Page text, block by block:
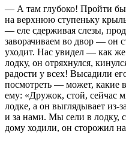
— А там глубоко! Пройти бы
на верхнюю ступеньку
— еле сдерживая слезы,
заворачиваем во двор — он
уходит. Нас увидел — как же
лодку, он отряхнулся,
радости у всех! Высадили
посмотреть — может, какие
ему: «Дружок, стой, сейчас
лодке, а он выглядывает из-
и за нами. Мы сели в лодку,
дому ходили, он сторожил